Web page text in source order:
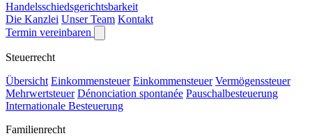
Handelsschiedsgerichtsbarkeit
Die Kanzlei Unser Team Kontakt
Termin vereinbaren
Steuerrecht
Übersicht Einkommensteuer Einkommensteuer Vermögenssteuer
Mehrwertsteuer Dénonciation spontanée Pauschalbesteuerung
Internationale Besteuerung
Familienrecht